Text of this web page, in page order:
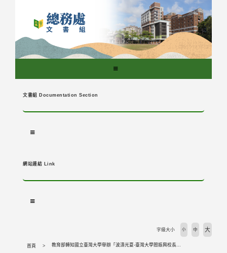
文書組 Documentation Section
網站連結 Link
首頁 教育部轉知國立臺灣大學舉辦「波濤光夏-臺灣大學閻振興校長線上檔案特展」。
字級大小 小 中 大